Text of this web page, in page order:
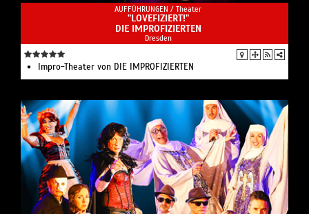
AUFFÜHRUNGEN / Theater
"LOVEFIZIERT!"
DIE IMPROFIZIERTEN
Dresden
Impro-Theater von DIE IMPROFIZIERTEN